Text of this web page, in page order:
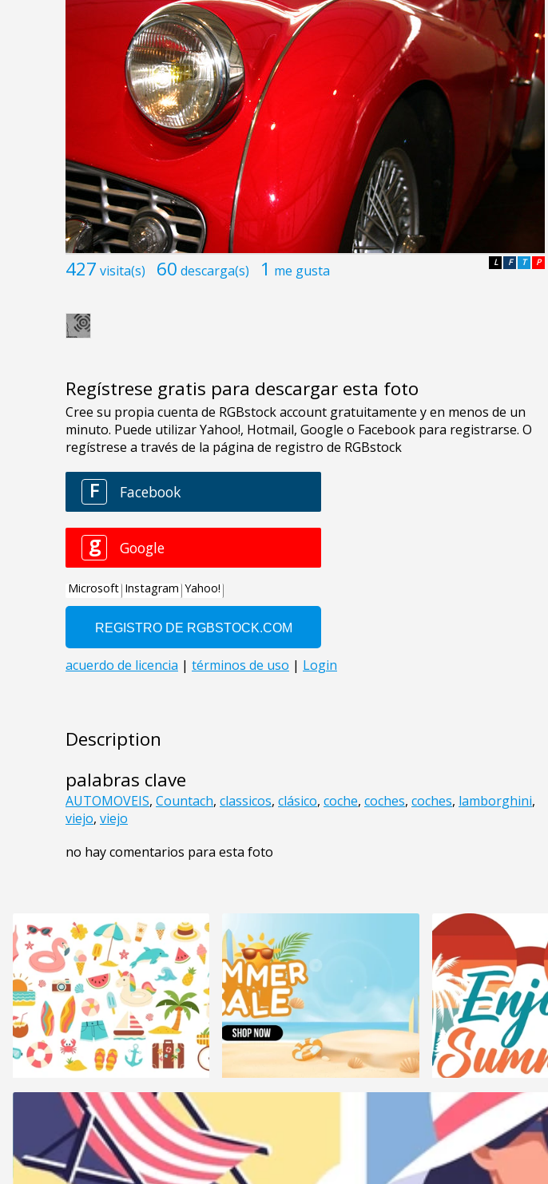
427 visita(s) 60 descarga(s) 1 me gusta P
T
F
L
Regístrese gratis para descargar esta foto
Description
palabras clave
AUTOMOVEIS, Countach, classicos, clásico, coche, coches, coches, lamborghini,
viejo, viejo
no hay comentarios para esta foto